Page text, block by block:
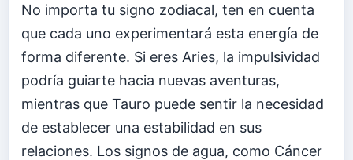
No importa tu signo zodiacal, ten en cuenta
que cada uno experimentará esta energía de
forma diferente. Si eres Aries, la impulsividad
podría guiarte hacia nuevas aventuras,
mientras que Tauro puede sentir la necesidad
de establecer una estabilidad en sus
relaciones. Los signos de agua, como Cáncer